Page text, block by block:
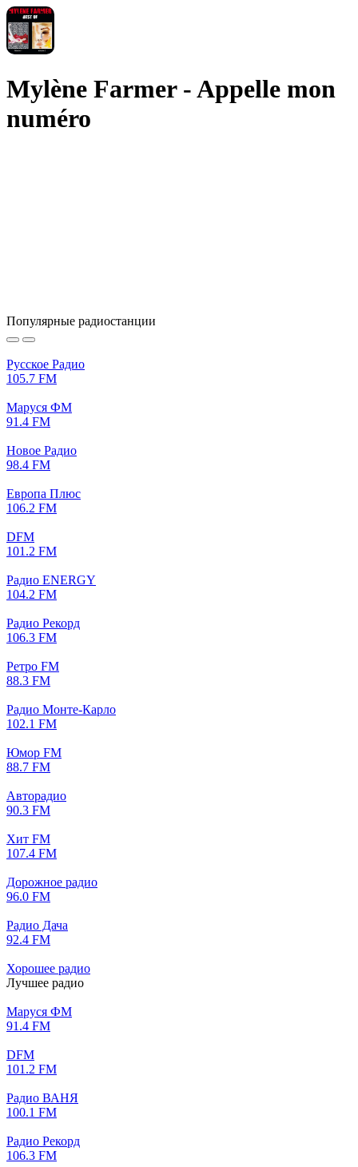
Mylène Farmer - Appelle mon
numéro
Популярные радиостанции
Русское Радио
105.7 FM
Маруся ФМ
91.4 FM
Новое Радио
98.4 FM
Европа Плюс
106.2 FM
DFM
101.2 FM
Радио ENERGY
104.2 FM
Радио Рекорд
106.3 FM
Ретро FM
88.3 FM
Радио Монте-Карло
102.1 FM
Юмор FM
88.7 FM
Авторадио
90.3 FM
Хит FM
107.4 FM
Дорожное радио
96.0 FM
Радио Дача
92.4 FM
Хорошее радио
Лучшее радио
Маруся ФМ
91.4 FM
DFM
101.2 FM
Радио ВАНЯ
100.1 FM
Радио Рекорд
106.3 FM